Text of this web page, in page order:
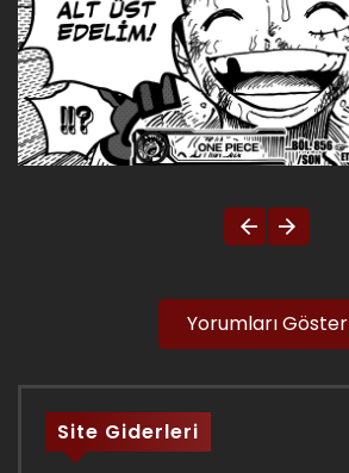
Yorumları Göster
Site Giderleri